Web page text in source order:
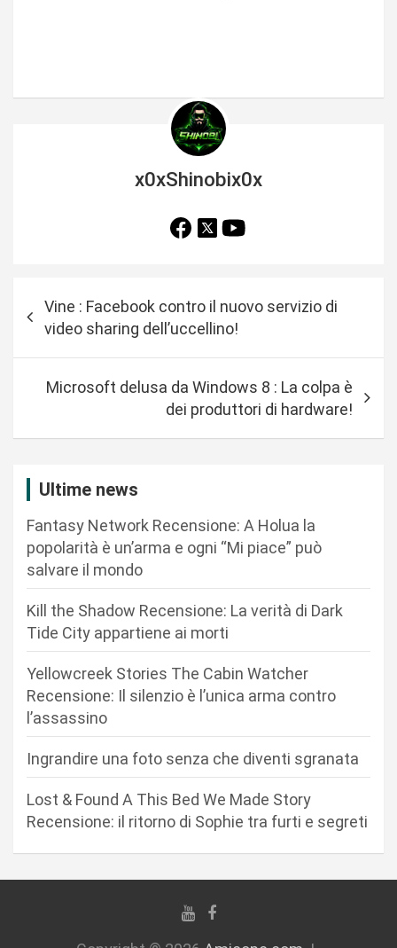
x0xShinobix0x
a
Vine : Facebook contro il nuovo servizio di
video sharing dell’uccellino!
Microsoft delusa da Windows 8 : La colpa è
dei produttori di hardware!
Ultime news
Fantasy Network Recensione: A Holua la
popolarità è un’arma e ogni “Mi piace” può
salvare il mondo
Kill the Shadow Recensione: La verità di Dark
Tide City appartiene ai morti
Yellowcreek Stories The Cabin Watcher
Recensione: Il silenzio è l’unica arma contro
l’assassino
Ingrandire una foto senza che diventi sgranata
Lost & Found A This Bed We Made Story
Recensione: il ritorno di Sophie tra furti e segreti